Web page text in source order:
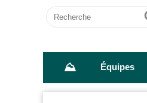
Recherche
⛰ Équipes